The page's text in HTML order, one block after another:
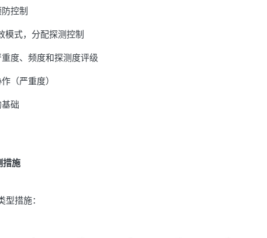
控制
式，分配探测控制
度、频度和探测度评级
（严重度）
础
措施
措施：